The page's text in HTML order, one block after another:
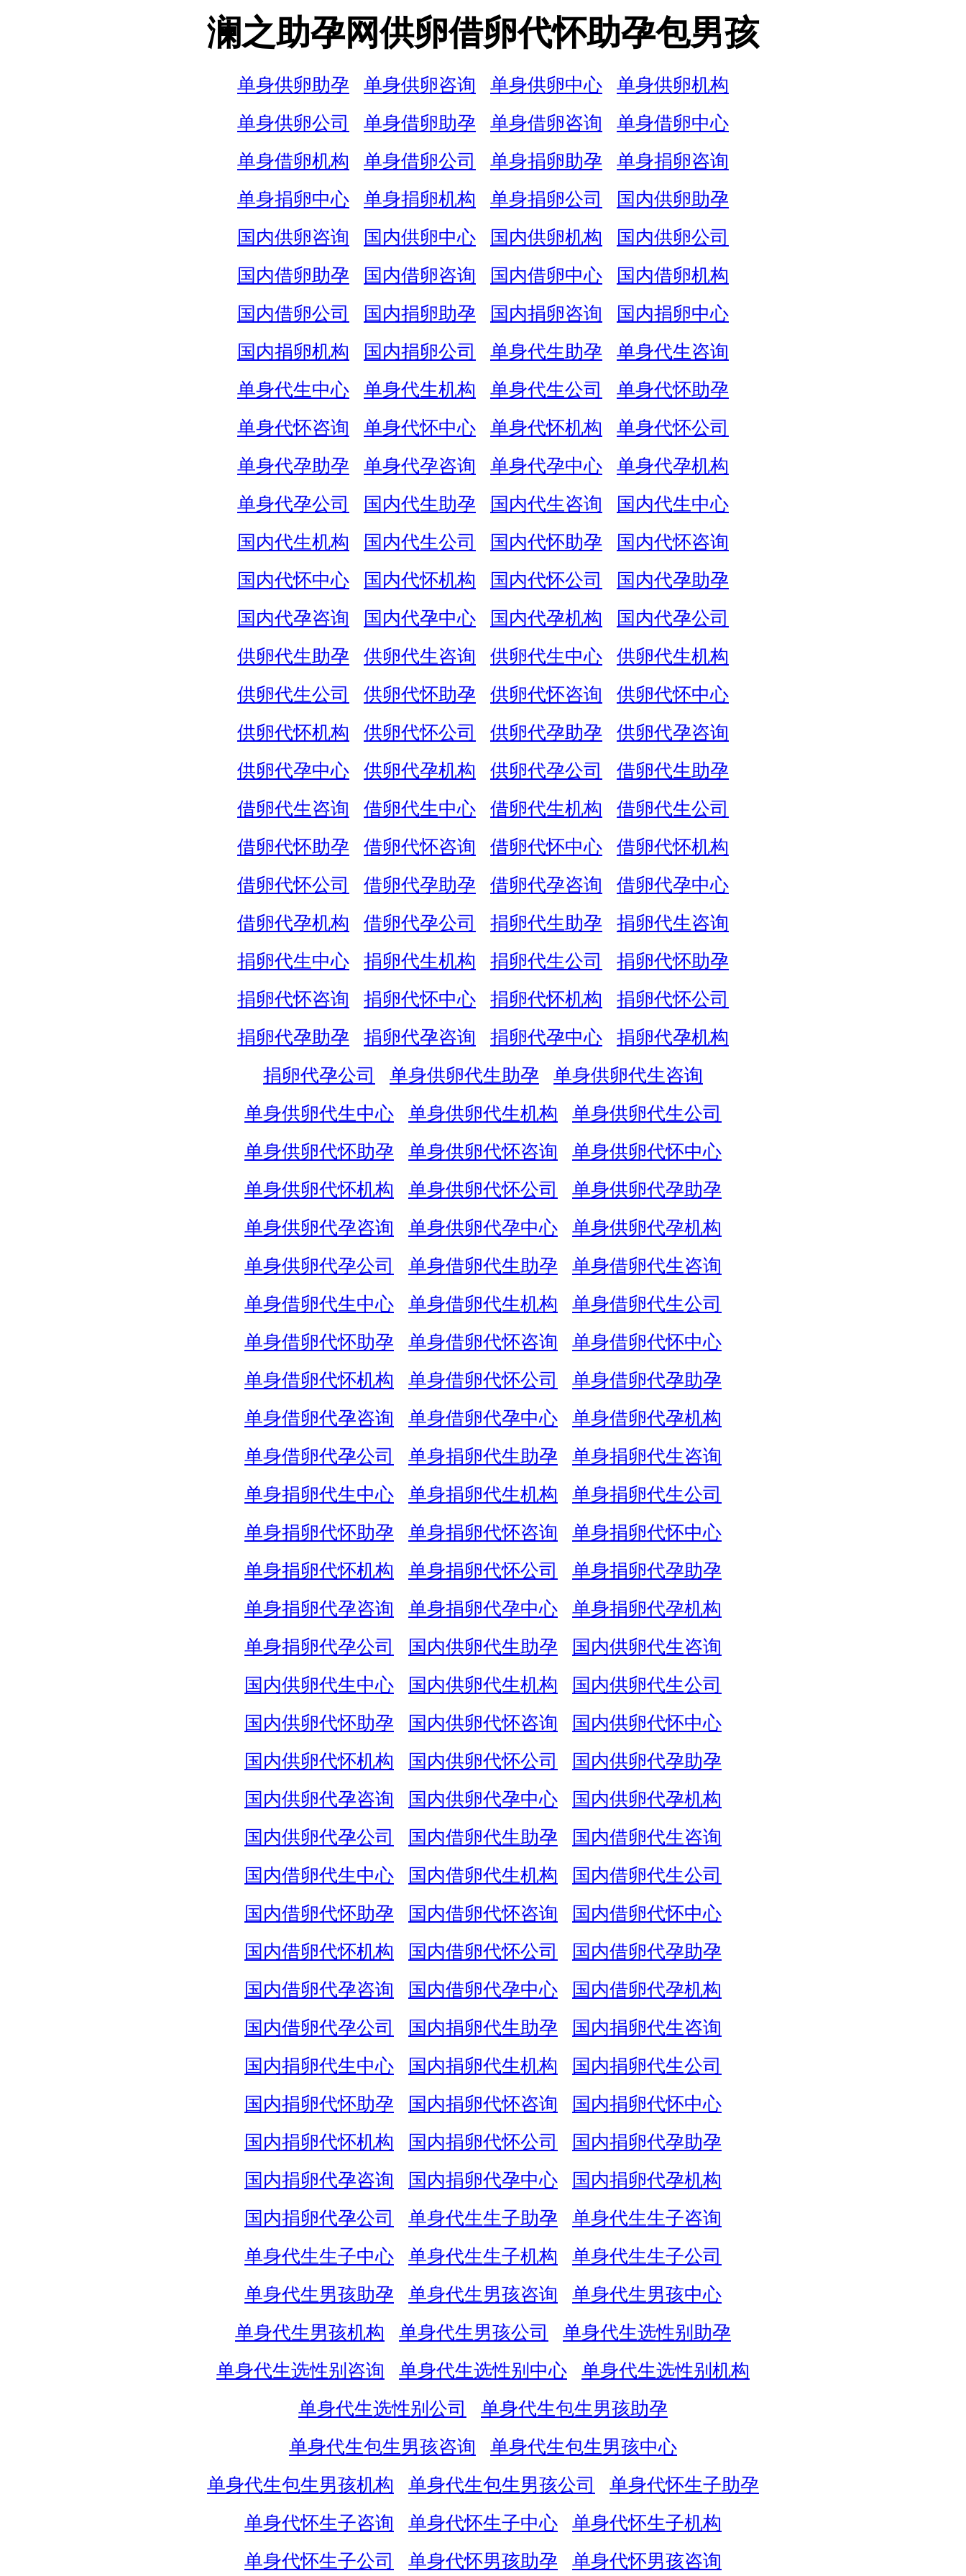
澜之助孕网供卵借卵代怀助孕包男孩
单身供卵助孕 单身供卵咨询 单身供卵中心
单身供卵机构
单身供卵公司
单身借卵助孕 单身借卵咨询
单身借卵中心
单身借卵机构
单身借卵公司 单身捐卵助孕
单身捐卵咨询
单身捐卵中心
单身捐卵机构 单身捐卵公司
国内供卵助孕
国内供卵咨询
国内供卵中心 国内供卵机构
国内供卵公司
国内借卵助孕
国内借卵咨询 国内借卵中心
国内借卵机构
国内借卵公司
国内捐卵助孕 国内捐卵咨询
国内捐卵中心
国内捐卵机构
国内捐卵公司 单身代生助孕
单身代生咨询
单身代生中心
单身代生机构 单身代生公司
单身代怀助孕
单身代怀咨询
单身代怀中心 单身代怀机构
单身代怀公司
单身代孕助孕
单身代孕咨询 单身代孕中心
单身代孕机构
单身代孕公司
国内代生助孕 国内代生咨询
国内代生中心
国内代生机构
国内代生公司 国内代怀助孕
国内代怀咨询
国内代怀中心
国内代怀机构 国内代怀公司
国内代孕助孕
国内代孕咨询
国内代孕中心 国内代孕机构
国内代孕公司
供卵代生助孕
供卵代生咨询 供卵代生中心
供卵代生机构
供卵代生公司
供卵代怀助孕 供卵代怀咨询
供卵代怀中心
供卵代怀机构
供卵代怀公司 供卵代孕助孕
供卵代孕咨询
供卵代孕中心
供卵代孕机构 供卵代孕公司
借卵代生助孕
借卵代生咨询
借卵代生中心 借卵代生机构
借卵代生公司
借卵代怀助孕
借卵代怀咨询 借卵代怀中心
借卵代怀机构
借卵代怀公司
借卵代孕助孕 借卵代孕咨询
借卵代孕中心
借卵代孕机构
借卵代孕公司 捐卵代生助孕
捐卵代生咨询
捐卵代生中心
捐卵代生机构 捐卵代生公司
捐卵代怀助孕
捐卵代怀咨询
捐卵代怀中心 捐卵代怀机构
捐卵代怀公司
捐卵代孕助孕
捐卵代孕咨询 捐卵代孕中心
捐卵代孕机构
捐卵代孕公司
单身供卵代生助孕
单身供卵代生咨询
单身供卵代生中心
单身供卵代生机构
单身供卵代生公司
单身供卵代怀助孕
单身供卵代怀咨询
单身供卵代怀中心
单身供卵代怀机构
单身供卵代怀公司
单身供卵代孕助孕
单身供卵代孕咨询
单身供卵代孕中心
单身供卵代孕机构
单身供卵代孕公司
单身借卵代生助孕
单身借卵代生咨询
单身借卵代生中心
单身借卵代生机构
单身借卵代生公司
单身借卵代怀助孕
单身借卵代怀咨询
单身借卵代怀中心
单身借卵代怀机构
单身借卵代怀公司
单身借卵代孕助孕
单身借卵代孕咨询
单身借卵代孕中心
单身借卵代孕机构
单身借卵代孕公司
单身捐卵代生助孕
单身捐卵代生咨询
单身捐卵代生中心
单身捐卵代生机构
单身捐卵代生公司
单身捐卵代怀助孕
单身捐卵代怀咨询
单身捐卵代怀中心
单身捐卵代怀机构
单身捐卵代怀公司
单身捐卵代孕助孕
单身捐卵代孕咨询
单身捐卵代孕中心
单身捐卵代孕机构
单身捐卵代孕公司
国内供卵代生助孕
国内供卵代生咨询
国内供卵代生中心
国内供卵代生机构
国内供卵代生公司
国内供卵代怀助孕
国内供卵代怀咨询
国内供卵代怀中心
国内供卵代怀机构
国内供卵代怀公司
国内供卵代孕助孕
国内供卵代孕咨询
国内供卵代孕中心
国内供卵代孕机构
国内供卵代孕公司
国内借卵代生助孕
国内借卵代生咨询
国内借卵代生中心
国内借卵代生机构
国内借卵代生公司
国内借卵代怀助孕
国内借卵代怀咨询
国内借卵代怀中心
国内借卵代怀机构
国内借卵代怀公司
国内借卵代孕助孕
国内借卵代孕咨询
国内借卵代孕中心
国内借卵代孕机构
国内借卵代孕公司
国内捐卵代生助孕
国内捐卵代生咨询
国内捐卵代生中心
国内捐卵代生机构
国内捐卵代生公司
国内捐卵代怀助孕
国内捐卵代怀咨询
国内捐卵代怀中心
国内捐卵代怀机构
国内捐卵代怀公司
国内捐卵代孕助孕
国内捐卵代孕咨询
国内捐卵代孕中心
国内捐卵代孕机构
国内捐卵代孕公司
单身代生生子助孕
单身代生生子咨询
单身代生生子中心
单身代生生子机构
单身代生生子公司
单身代生男孩助孕
单身代生男孩咨询
单身代生男孩中心
单身代生男孩机构
单身代生男孩公司
单身代生选性别助孕
单身代生选性别咨询
单身代生选性别中心
单身代生选性别机构
单身代生选性别公司
单身代生包生男孩助孕
单身代生包生男孩咨询
单身代生包生男孩中心
单身代生包生男孩机构
单身代生包生男孩公司
单身代怀生子助孕
单身代怀生子咨询
单身代怀生子中心
单身代怀生子机构
单身代怀生子公司
单身代怀男孩助孕 单身代怀男孩咨询